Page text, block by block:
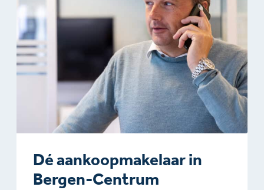
Dé aankoopmakelaar in
Bergen-Centrum